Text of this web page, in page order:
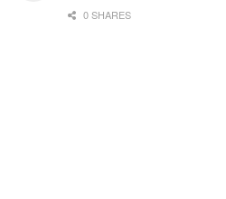
0 SHARES